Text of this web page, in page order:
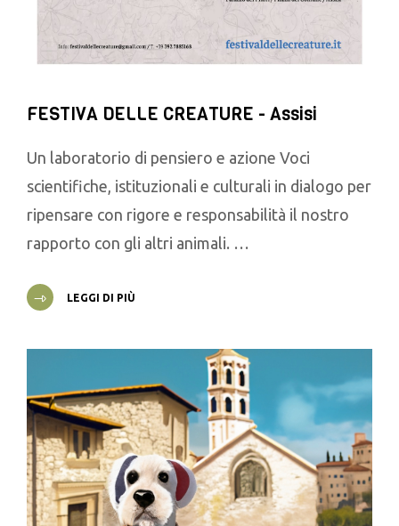
FESTIVA DELLE CREATURE - Assisi
Un laboratorio di pensiero e azione Voci
scientifiche, istituzionali e culturali in dialogo per
ripensare con rigore e responsabilità il nostro
rapporto con gli altri animali. …
LEGGI DI PIÙ